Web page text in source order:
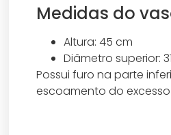
Medidas do
Altura: 45 cm
Diâmetro superior:
Possui furo na parte
escoamento do